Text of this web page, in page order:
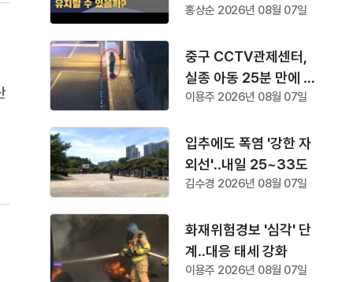
홍상순 2026년 08월 07일
중구 CCTV관제센터,
실종 아동 25분 만에 찾
아
이용주 2026년 08월 07일
입추에도 폭염 '강한 자
외선'‥내일 25~33도
김수경 2026년 08월 07일
화재위험경보 '심각' 단
계‥대응 태세 강화
이용주 2026년 08월 07일